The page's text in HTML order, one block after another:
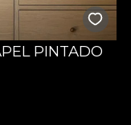
PINTADO